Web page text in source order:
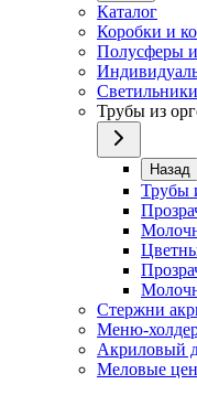
Каталог
Коробки и
Полусферы и
Трубы из
Назад
Трубы
Стержни
Меню-
Акриловый
Меловые